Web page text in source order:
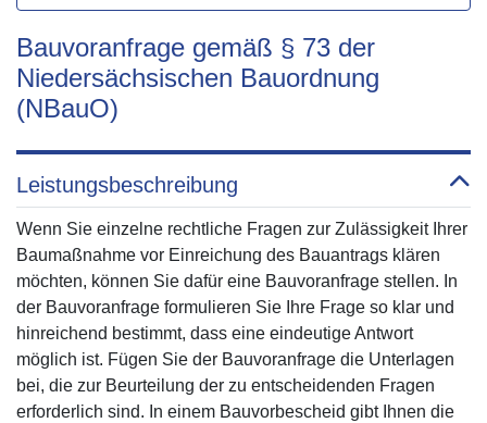
Bauvoranfrage gemäß § 73 der
Niedersächsischen Bauordnung
(NBauO)
Leistungsbeschreibung
Wenn Sie einzelne rechtliche Fragen zur Zulässigkeit Ihrer
Baumaßnahme vor Einreichung des Bauantrags klären
möchten, können Sie dafür eine Bauvoranfrage stellen. In
der Bauvoranfrage formulieren Sie Ihre Frage so klar und
hinreichend bestimmt, dass eine eindeutige Antwort
möglich ist. Fügen Sie der Bauvoranfrage die Unterlagen
bei, die zur Beurteilung der zu entscheidenden Fragen
erforderlich sind. In einem Bauvorbescheid gibt Ihnen die